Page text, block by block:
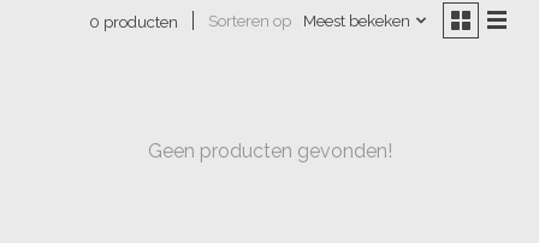
0 producten Sorteren op Meest bekeken
Geen producten gevonden!